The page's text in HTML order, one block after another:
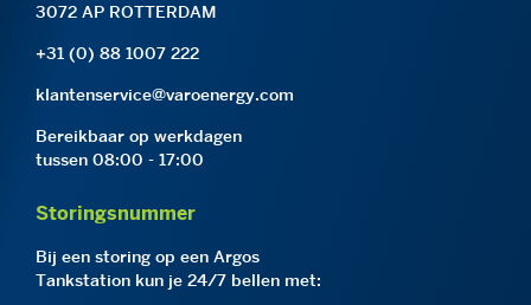
3072 AP ROTTERDAM
+31 (0) 88 1007 222
klantenservice@varoenergy.com
Bereikbaar op werkdagen
tussen 08:00 - 17:00
Storingsnummer
Bij een storing op een Argos
Tankstation kun je 24/7 bellen met: